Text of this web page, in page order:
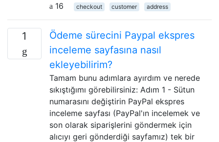
16
checkout customer address
1
Ödeme sürecini Paypal ekspres
inceleme sayfasına nasıl
ekleyebilirim?
Tamam bunu adımlara ayırdım ve nerede
sıkıştığımı görebilirsiniz: Adım 1 - Sütun
numarasını değiştirin PayPal ekspres
inceleme sayfası (PayPal'ın incelemek ve
son olarak siparişlerini göndermek için
alıcıyı geri gönderdiği sayfamız) tek bir